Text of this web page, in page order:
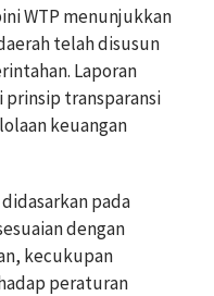
WTP menunjukkan
telah disusun
Laporan
transparansi
keuangan
pada
dengan
kecukupan
peraturan